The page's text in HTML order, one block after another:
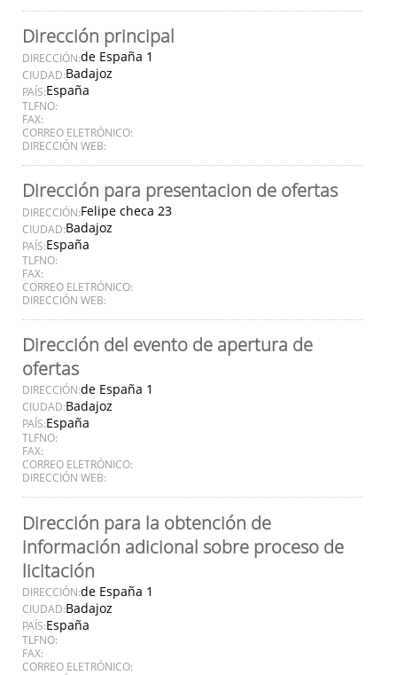
Dirección principal
DIRECCIÓN:de España 1
CIUDAD:Badajoz
PAÍS:España
TLFNO:
FAX:
CORREO ELETRÓNICO:
DIRECCIÓN WEB:
Dirección para presentacion de ofertas
DIRECCIÓN:Felipe checa 23
CIUDAD:Badajoz
PAÍS:España
TLFNO:
FAX:
CORREO ELETRÓNICO:
DIRECCIÓN WEB:
Dirección del evento de apertura de
ofertas
DIRECCIÓN:de España 1
CIUDAD:Badajoz
PAÍS:España
TLFNO:
FAX:
CORREO ELETRÓNICO:
DIRECCIÓN WEB:
Dirección para la obtención de
información adicional sobre proceso de
licitación
DIRECCIÓN:de España 1
CIUDAD:Badajoz
PAÍS:España
TLFNO:
FAX:
CORREO ELETRÓNICO: